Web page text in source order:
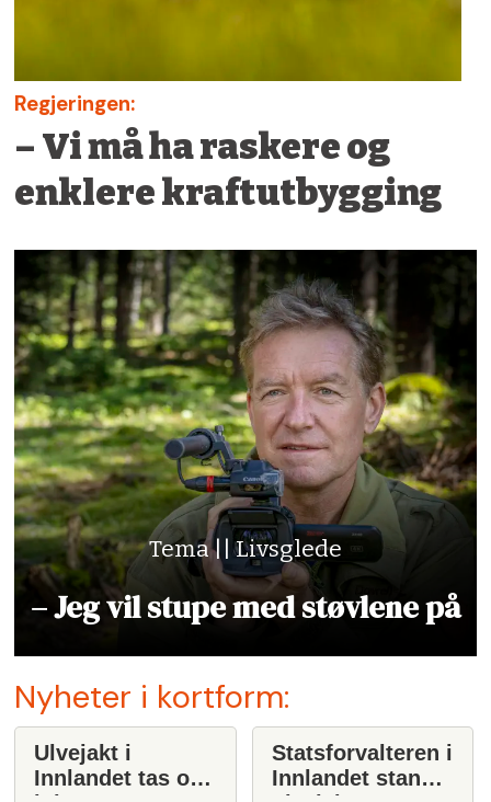
Regjeringen:
– Vi må ha raskere og
enklere kraftutbygging
Tema || Livsglede
– Jeg vil stupe med støvlene på
Nyheter i kortform:
Ulvejakt i
Innlandet tas opp
Statsforvalteren i
Innlandet stanser